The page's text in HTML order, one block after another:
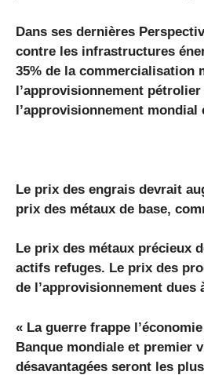
Dans ses dernières
contre les infrastructures
35% de la commercialisation
l’approvisionnement
l’approvisionnement mondial
Le prix des engrais devrait
prix des métaux de base,
Le prix des métaux précieux
actifs refuges. Le prix des
de l’approvisionnement
« La guerre frappe
Banque mondiale et premier
désavantagées seront les